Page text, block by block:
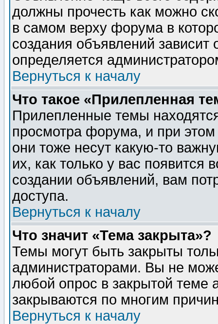
должны прочесть как можно
в самом верху форума в
создания объявлений зависит
определяется
Вернуться к началу
Что такое «Прилепленная
Прилепленные темы
просмотра форума, и при
они тоже несут какую-то
их, как только у вас появится
создании объявлений, вам
доступа.
Вернуться к началу
Что значит «Тема закрыта»?
Темы могут быть закрыты
администраторами. Вы не
любой опрос в закрытой теме
закрываются по многим
Вернуться к началу